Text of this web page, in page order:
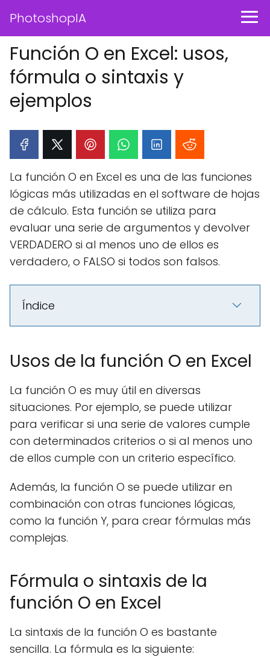
PhotoshopIA
Función O en Excel: usos,
fórmula o sintaxis y
ejemplos
La función O en Excel es una de las funciones
lógicas más utilizadas en el software de hojas
de cálculo. Esta función se utiliza para
evaluar una serie de argumentos y devolver
VERDADERO si al menos uno de ellos es
verdadero, o FALSO si todos son falsos.
Índice
Usos de la función O en Excel
La función O es muy útil en diversas
situaciones. Por ejemplo, se puede utilizar
para verificar si una serie de valores cumple
con determinados criterios o si al menos uno
de ellos cumple con un criterio específico.
Además, la función O se puede utilizar en
combinación con otras funciones lógicas,
como la función Y, para crear fórmulas más
complejas.
Fórmula o sintaxis de la
función O en Excel
La sintaxis de la función O es bastante
sencilla. La fórmula es la siguiente: